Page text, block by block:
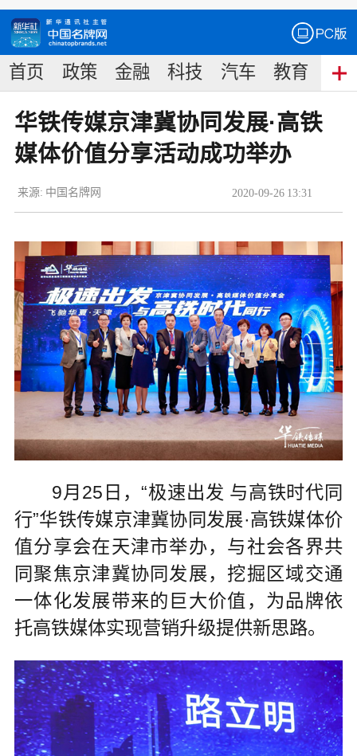
首页 政策 金融 科技 汽车 教育 食
华铁传媒京津冀协同发展·高铁
媒体价值分享活动成功举办
2020-09-26 13:31
来源: 中国名牌网
9月25日，“极速出发 与高铁时代同
行”华铁传媒京津冀协同发展·高铁媒体价
值分享会在天津市举办，与社会各界共
同聚焦京津冀协同发展，挖掘区域交通
一体化发展带来的巨大价值，为品牌依
托高铁媒体实现营销升级提供新思路。